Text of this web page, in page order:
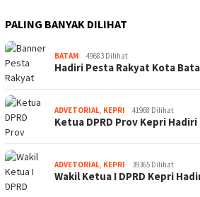
PALING BANYAK DILIHAT
BATAM 49683 Dilihat
Hadiri Pesta Rakyat Kota
ADVETORIAL, KEPRI 41968 Dilihat
Ketua DPRD Prov Kepri
ADVETORIAL, KEPRI 39365 Dilihat
Wakil Ketua I DPRD Kepri